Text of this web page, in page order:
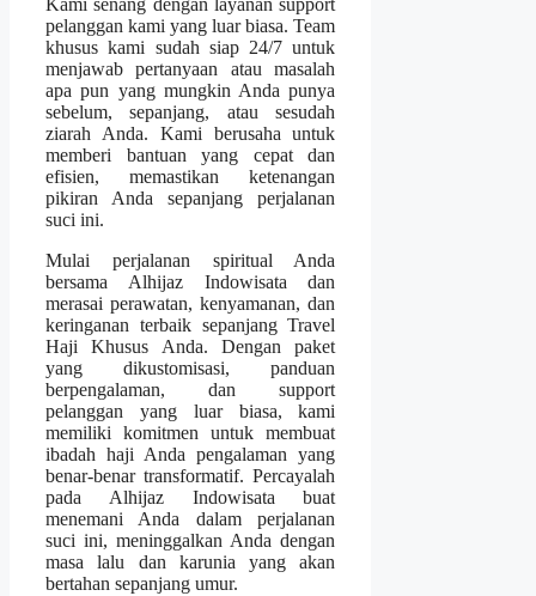
Kami senang dengan layanan support
pelanggan kami yang luar biasa. Team
khusus kami sudah siap 24/7 untuk
menjawab pertanyaan atau masalah
apa pun yang mungkin Anda punya
sebelum, sepanjang, atau sesudah
ziarah Anda. Kami berusaha untuk
memberi bantuan yang cepat dan
efisien, memastikan ketenangan
pikiran Anda sepanjang perjalanan
suci ini.
Mulai perjalanan spiritual Anda
bersama Alhijaz Indowisata dan
merasai perawatan, kenyamanan, dan
keringanan terbaik sepanjang Travel
Haji Khusus Anda. Dengan paket
yang dikustomisasi, panduan
berpengalaman, dan support
pelanggan yang luar biasa, kami
memiliki komitmen untuk membuat
ibadah haji Anda pengalaman yang
benar-benar transformatif. Percayalah
pada Alhijaz Indowisata buat
menemani Anda dalam perjalanan
suci ini, meninggalkan Anda dengan
masa lalu dan karunia yang akan
bertahan sepanjang umur.